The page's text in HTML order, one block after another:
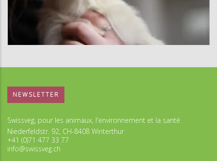
NEWSLETTER
Swissveg, pour les animaux, l'environnement et la santé
Niederfeldstr. 92, CH-8408 Winterthur
+41 (0)71 477 33 77
info@swissveg.ch